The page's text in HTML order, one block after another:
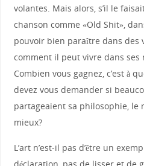
volantes. Mais alors, s’il le
chanson comme «Old Shit»,
pouvoir bien paraître dans des
comment il peut vivre dans ses
Combien vous gagnez, c’est à
devez vous demander si
partageaient sa philosophie, le
mieux?
L’art n’est-il pas d’être un
déclaration, pas de lisser et de